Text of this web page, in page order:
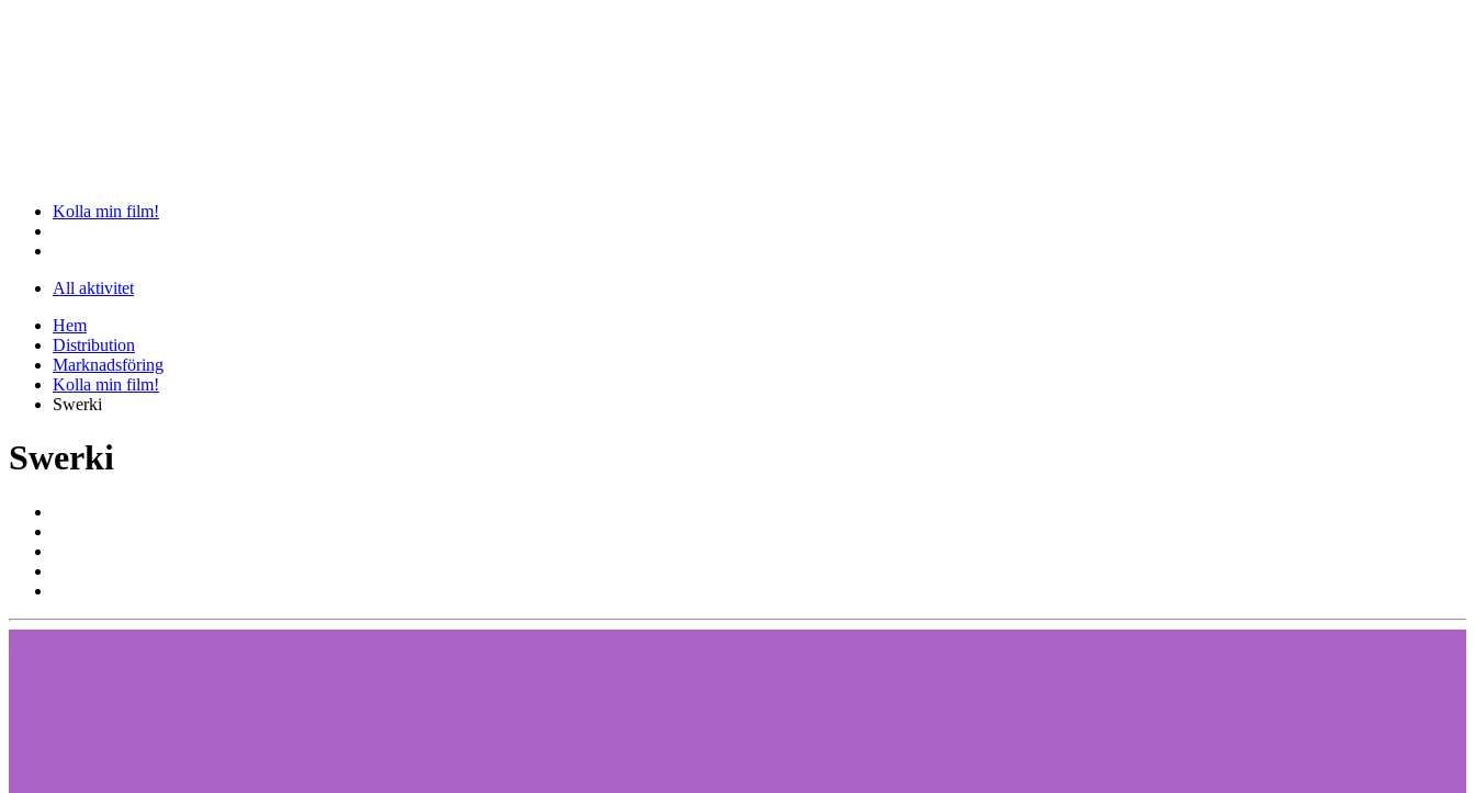
Kolla min film!
All aktivitet
Hem
Distribution
Marknadsföring
Kolla min film!
Swerki
Swerki